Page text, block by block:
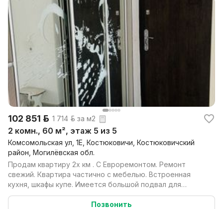
102 851 р. 1 714 р. за м2
2 комн., 60 м², этаж 5 из 5
Комсомольская ул, 1Е, Костюковичи, Костюковичский
район, Могилёвская обл.
Продам квартиру 2х км . С Евроремонтом. Ремонт
свежий. Квартира частично с мебелью. Встроенная
кухня, шкафы купе. Имеется большой подвал для
хранения ...
Позвонить